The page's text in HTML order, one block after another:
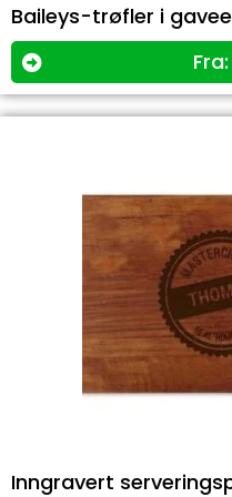
Baileys-trøfler i
Fra:
Inngravert